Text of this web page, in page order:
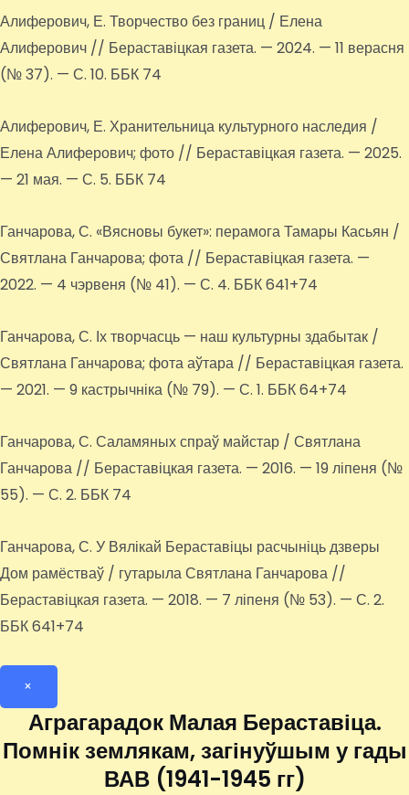
Алиферович, Е. Творчество без границ / Елена
Алиферович // Бераставіцкая газета. — 2024. — 11 верасня
(№ 37). — С. 10. ББК 74
Алиферович, Е. Хранительница культурного наследия /
Елена Алиферович; фото // Бераставіцкая газета. — 2025.
— 21 мая. — С. 5. ББК 74
Ганчарова, С. «Вясновы букет»: перамога Тамары Касьян /
Святлана Ганчарова; фота // Бераставіцкая газета. —
2022. — 4 чэрвеня (№ 41). — С. 4. ББК 641+74
Ганчарова, С. Іх творчасць — наш культурны здабытак /
Святлана Ганчарова; фота аўтара // Бераставіцкая газета.
— 2021. — 9 кастрычніка (№ 79). — С. 1. ББК 64+74
Ганчарова, С. Саламяных спраў майстар / Святлана
Ганчарова // Бераставіцкая газета. — 2016. — 19 ліпеня (№
55). — С. 2. ББК 74
Ганчарова, С. У Вялікай Бераставіцы расчыніць дзверы
Дом рамёстваў / гутарыла Святлана Ганчарова //
Бераставіцкая газета. — 2018. — 7 ліпеня (№ 53). — С. 2.
ББК 641+74
×
Аграгарадок Малая Бераставіца.
Помнік землякам, загінуўшым у гады
ВАВ (1941-1945 гг)